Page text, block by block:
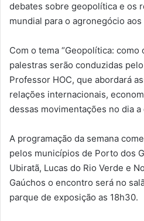
debates sobre geopolítica e os
mundial para o agronegócio
Com o tema “Geopolítica: como
palestras serão conduzidas
Professor HOC, que abordará
relações internacionais,
dessas movimentações no dia
A programação da semana
pelos municípios de Porto dos
Ubiratã, Lucas do Rio Verde e
Gaúchos o encontro será no
parque de exposição as 18h30.